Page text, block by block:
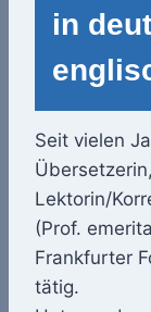
in
Seit vielen
Lektorin/
(Prof.
Frankfurter
tätig.